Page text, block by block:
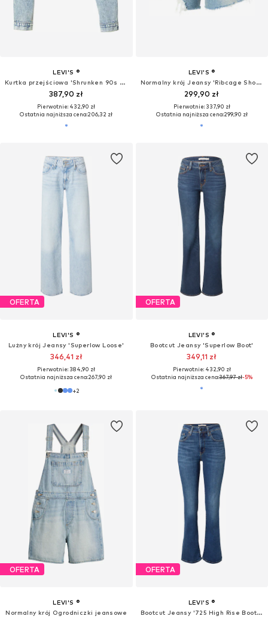
LEVI'S ®
Kurtka przejściowa 'Shrunken 90s Trucker'
387,90 zł
Pierwotnie: 432,90 zł
Ostatnia najniższa cena:206,32 zł
LEVI'S ®
Normalny krój Jeansy 'Ribcage Shorts'
299,90 zł
Pierwotnie: 337,90 zł
Ostatnia najniższa cena:299,90 zł
OFERTA
LEVI'S ®
Lużny krój Jeansy 'Superlow Loose'
346,41 zł
Pierwotnie: 384,90 zł
Ostatnia najniższa cena:267,90 zł
+2
OFERTA
LEVI'S ®
Bootcut Jeansy 'Superlow Boot'
349,11 zł
Pierwotnie: 432,90 zł
Ostatnia najniższa cena:367,97 zł-5%
OFERTA
LEVI'S ®
Normalny krój Ogrodniczki jeansowe
OFERTA
LEVI'S ®
Bootcut Jeansy '725 High Rise Bootcut'